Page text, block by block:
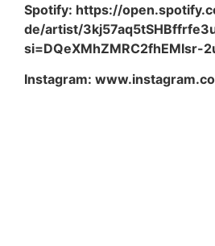
Spotify: https://
de/artist/
si=DQeXMhZMRC2fhEMIsr-
Instagram: